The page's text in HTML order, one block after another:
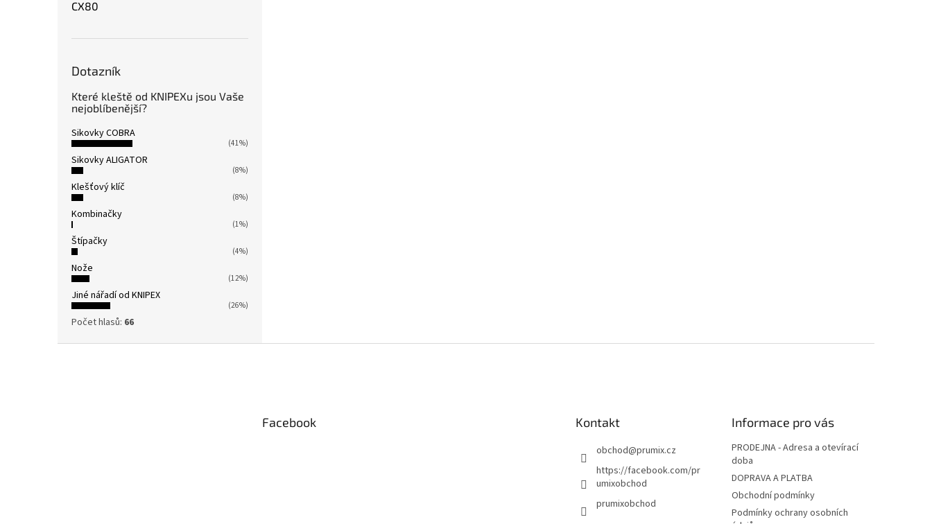
CX80
Dotazník
Které kleště od KNIPEXu jsou Vaše
nejoblíbenější?
Sikovky COBRA
(41%)
Sikovky ALIGATOR
(8%)
Klešťový klíč
(8%)
Kombinačky
(1%)
Štípačky
(4%)
Nože
(12%)
Jiné nářadí od KNIPEX
(26%)
Počet hlasů: 66
Facebook Kontakt
obchod@prumix.cz
https://facebook.com/pr
umixobchod
prumixobchod
Informace pro vás
PRODEJNA - Adresa a otevírací
doba
DOPRAVA A PLATBA
Obchodní podmínky
Podmínky ochrany osobních